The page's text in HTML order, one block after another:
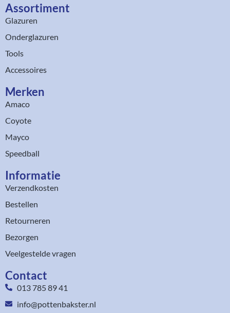
Assortiment​
Glazuren
Onderglazuren
Tools
Accessoires
Merken
Amaco
Coyote
Mayco
Speedball
Informatie
Verzendkosten
Bestellen
Retourneren
Bezorgen
Veelgestelde vragen
Contact
013 785 89 41
info@pottenbakster.nl